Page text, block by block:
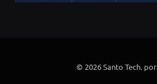
© 2026 Santo Tech. por